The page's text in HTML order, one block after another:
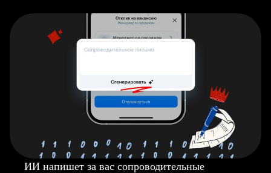
ИИ напишет за вас сопроводительные